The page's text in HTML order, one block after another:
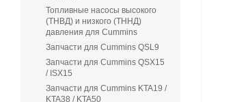
Топливные насосы высокого
(ТНВД) и низкого (ТННД)
давления для Cummins
Запчасти для Cummins QSL9
Запчасти для Cummins QSX15
/ ISX15
Запчасти для Cummins KTA19 /
KTA38 / KTA50